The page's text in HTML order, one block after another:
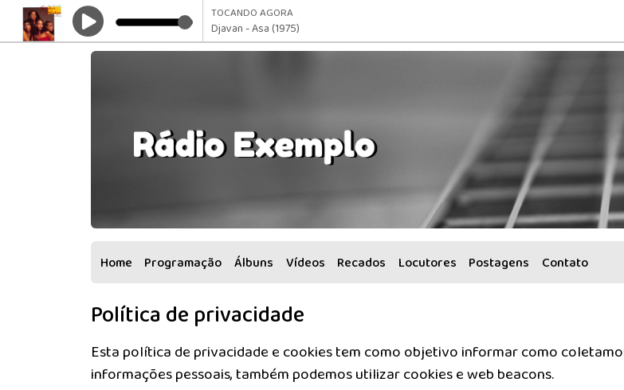
TOCANDO AGORA
Djavan - Asa (1975)
Home Programação Álbuns Vídeos Recados Locutores Postagens Contato
Política de privacidade
Esta política de privacidade e cookies tem como objetivo informar como
informações pessoais, também podemos utilizar cookies e web beacons.